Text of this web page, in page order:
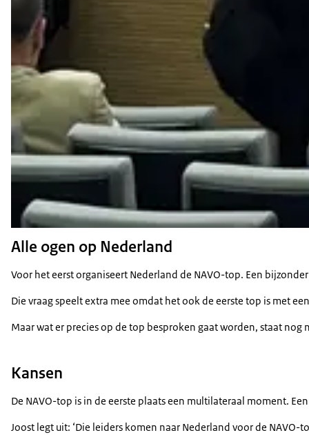
Alle ogen op Nederland
Voor het eerst organiseert Nederland de NAVO-top. Een
Die vraag speelt extra mee omdat het ook de eerste top is met
Maar wat er precies op de top besproken gaat worden, staat
Kansen
De NAVO-top is in de eerste plaats een multilateraal moment.
Joost legt uit: ‘Die leiders komen naar Nederland voor de